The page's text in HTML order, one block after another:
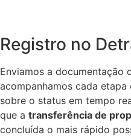
Registro no
Enviamos a documentação
acompanhamos cada
sobre o status em tempo
que a transferência de
concluída o mais rápido